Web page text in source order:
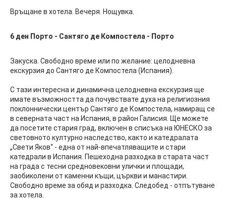
Връщане в хотела. Вечеря. Нощувка.
6 ден Порто - Сантяго де Компостела - Порто
Закуска. Свободно време или по желание: целодневна
екскурзия до Сантяго де Компостела (Испания).
С тази интересна и динамична целодневна екскурзия ще
имате възможността да почувствате духа на религиозния
поклоннически център Сантяго де Компостела, намиращ се
в северната част на Испания, в район Галисия. Ще можете
да посетите стария град, включен в списъка на ЮНЕСКО за
световното културно наследство, както и катедралата
„Свети Яков“ - една от най-впечатляващите и стари
катедрали в Испания. Пешеходна разходка в старата част
на града с тесни средновековни улички и площади,
заобиколени от каменни къщи, църкви и манастири.
Свободно време за обяд и разходка. Следобед - отпътуване
за хотела.